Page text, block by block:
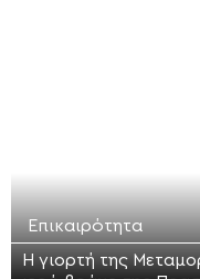
Επικαιρότητα
Η γιορτή της